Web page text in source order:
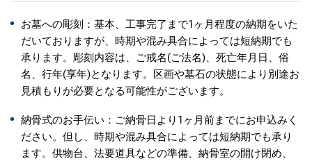
お墓への彫刻：基本、工事完了まで1ヶ月程度の納期をいた
だいておりますが、時期や混み具合によっては短納期でも
承ります。彫刻内容は、ご戒名(ご法名)、死亡年月日、俗
名、行年(享年)となります。区画や墓石の状態により別途お
見積もりが必要となる可能性がございます。
納骨式のお手伝い：ご納骨日より1ヶ月前までにお申込みく
ださい。但し、時期や混み具合によっては短納期でも承り
ます。供物台、法要道具などの準備、納骨室の開け閉め、